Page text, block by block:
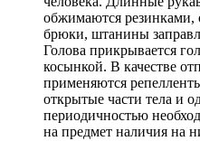
обжимаются резинками,
брюки, штанины
Голова прикрывается
косынкой. В качестве
применяются
открытые части тела и
периодичностью
на предмет наличия на